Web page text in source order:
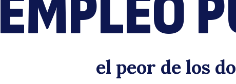
el peor de los